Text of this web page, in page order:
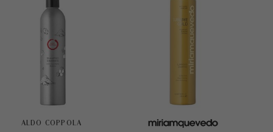
ALDO COPPOLA